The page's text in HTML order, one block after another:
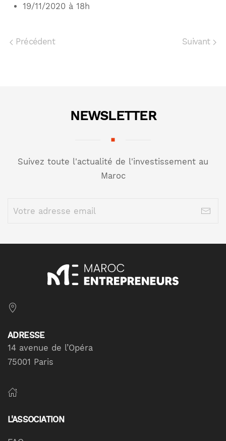
19/11/2020 à 18h
Précédent Suivant
NEWSLETTER
Suivez toute l'actualité de l'investissement au
Maroc
ADRESSE
14 avenue de l’Opéra
75001 Paris
L'ASSOCIATION